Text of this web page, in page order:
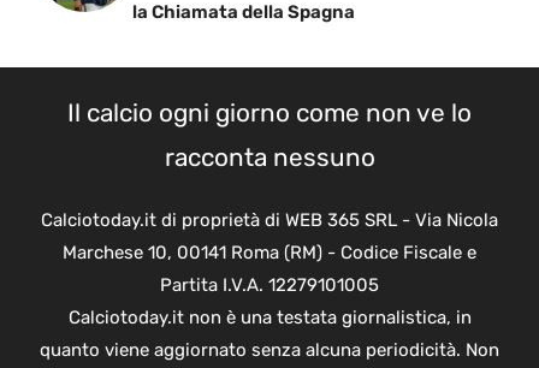
la Chiamata della Spagna
Il calcio ogni giorno come non ve lo
racconta nessuno
Calciotoday.it di proprietà di WEB 365 SRL - Via Nicola
Marchese 10, 00141 Roma (RM) - Codice Fiscale e
Partita I.V.A. 12279101005
Calciotoday.it non è una testata giornalistica, in
quanto viene aggiornato senza alcuna periodicità. Non